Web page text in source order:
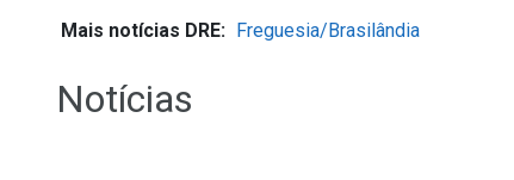
Mais notícias DRE: Freguesia/Brasilândia
Notícias